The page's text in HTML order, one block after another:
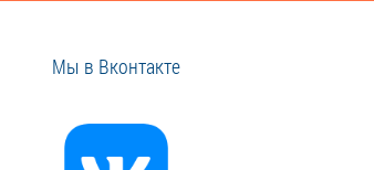
Мы в Вконтакте